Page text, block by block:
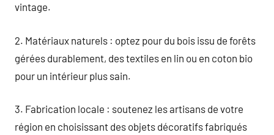
vintage.
2. Matériaux naturels : optez pour du bois issu de forêts
gérées durablement, des textiles en lin ou en coton bio
pour un intérieur plus sain.
3. Fabrication locale : soutenez les artisans de votre
région en choisissant des objets décoratifs fabriqués